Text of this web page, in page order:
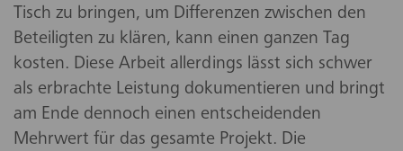
Tisch zu bringen, um Differenzen zwischen den
Beteiligten zu klären, kann einen ganzen Tag
kosten. Diese Arbeit allerdings lässt sich schwer
als erbrachte Leistung dokumentieren und bringt
am Ende dennoch einen entscheidenden
Mehrwert für das gesamte Projekt. Die